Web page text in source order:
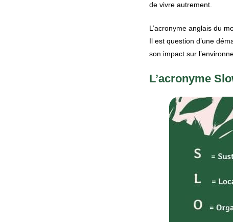
de vivre autrement.
L’acronyme anglais du
Il est question d’une
son impact sur
L’acronyme